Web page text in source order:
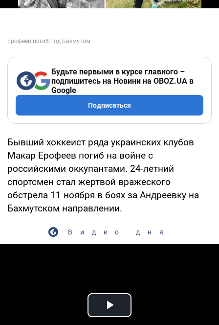
Будьте первыми в курсе главного –
подпишитесь на Новини на OBOZ.UA в
Google
Подписаться
Бывший хоккеист ряда украинских клубов
Макар Ерофеев погиб на войне с
российскими оккупантами. 24-летний
спортсмен стал жертвой вражеского
обстрела 11 ноября в боях за Андреевку на
Бахмутском направлении.
Видео дня
Play Video